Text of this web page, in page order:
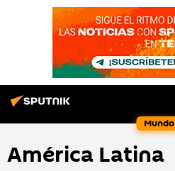
Mundo
América Latina